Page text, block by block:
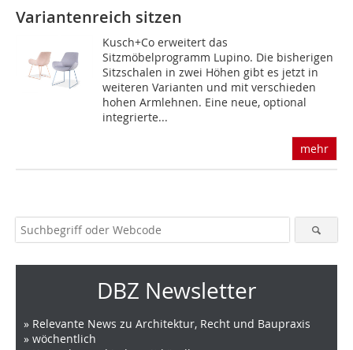
Variantenreich sitzen
Kusch+Co erweitert das
Sitzmöbelprogramm Lupino. Die bisherigen
Sitzschalen in zwei Höhen gibt es jetzt in
weiteren Varianten und mit verschieden
hohen Armlehnen. Eine neue, optional
integrierte...
mehr
DBZ Newsletter
» Relevante News zu Architektur, Recht und Baupraxis
» wöchentlich